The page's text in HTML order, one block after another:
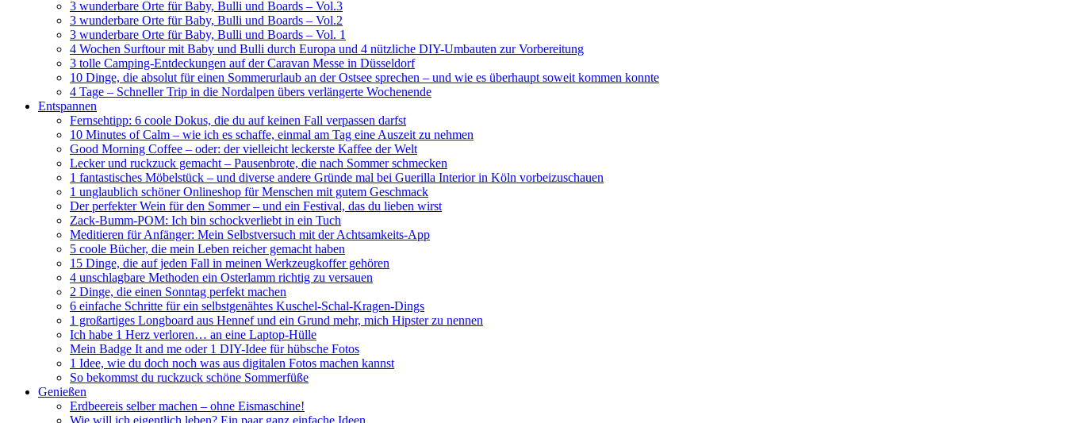
3 wunderbare Orte für Baby, Bulli und Boards – Vol.3
3 wunderbare Orte für Baby, Bulli und Boards – Vol.2
3 wunderbare Orte für Baby, Bulli und Boards – Vol. 1
4 Wochen Surftour mit Baby und Bulli durch Europa und 4 nützliche DIY-Umbauten zur Vorbereitung
3 tolle Camping-Entdeckungen auf der Caravan Messe in Düsseldorf
10 Dinge, die absolut für einen Sommerurlaub an der Ostsee sprechen – und wie es überhaupt soweit kommen konnte
4 Tage – Schneller Trip in die Nordalpen übers verlängerte Wochenende
Entspannen
Fernsehtipp: 6 coole Dokus, die du auf keinen Fall verpassen darfst
10 Minutes of Calm – wie ich es schaffe, einmal am Tag eine Auszeit zu nehmen
Good Morning Coffee – oder: der vielleicht leckerste Kaffee der Welt
Lecker und ruckzuck gemacht – Pausenbrote, die nach Sommer schmecken
1 fantastisches Möbelstück – und diverse andere Gründe mal bei Guerilla Interior in Köln vorbeizuschauen
1 unglaublich schöner Onlineshop für Menschen mit gutem Geschmack
Der perfekter Wein für den Sommer – und ein Festival, das du lieben wirst
Zack-Bumm-POM: Ich bin schockverliebt in ein Tuch
Meditieren für Anfänger: Mein Selbstversuch mit der Achtsamkeits-App
5 coole Bücher, die mein Leben reicher gemacht haben
15 Dinge, die auf jeden Fall in meinen Werkzeugkoffer gehören
4 unschlagbare Methoden ein Osterlamm richtig zu versauen
2 Dinge, die einen Sonntag perfekt machen
6 einfache Schritte für ein selbstgenähtes Kuschel-Schal-Kragen-Dings
1 großartiges Longboard aus Hennef und ein Grund mehr, mich Hipster zu nennen
Ich habe 1 Herz verloren… an eine Laptop-Hülle
Mein Badge It and me oder 1 DIY-Idee für hübsche Fotos
1 Idee, wie du doch noch was aus digitalen Fotos machen kannst
So bekommst du ruckzuck schöne Sommerfüße
Genießen
Erdbeereis selber machen – ohne Eismaschine!
Wie will ich eigentlich leben? Ein paar ganz einfache Ideen